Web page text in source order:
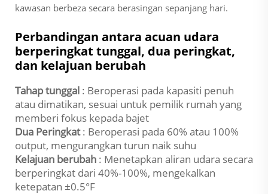
kawasan berbeza secara berasingan sepanjang hari.
Perbandingan antara acuan udara
berperingkat tunggal, dua peringkat,
dan kelajuan berubah
Tahap tunggal : Beroperasi pada kapasiti penuh
atau dimatikan, sesuai untuk pemilik rumah yang
memberi fokus kepada bajet
Dua Peringkat: Beroperasi pada 60% atau 100%
output, mengurangkan turun naik suhu
Kelajuan berubah : Menetapkan aliran udara secara
berperingkat dari 40%-100%, mengekalkan
ketepatan ±0.5°F